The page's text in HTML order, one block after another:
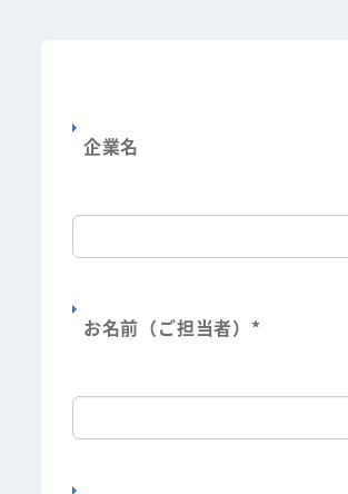
企業名
お名前（ご担当者） *